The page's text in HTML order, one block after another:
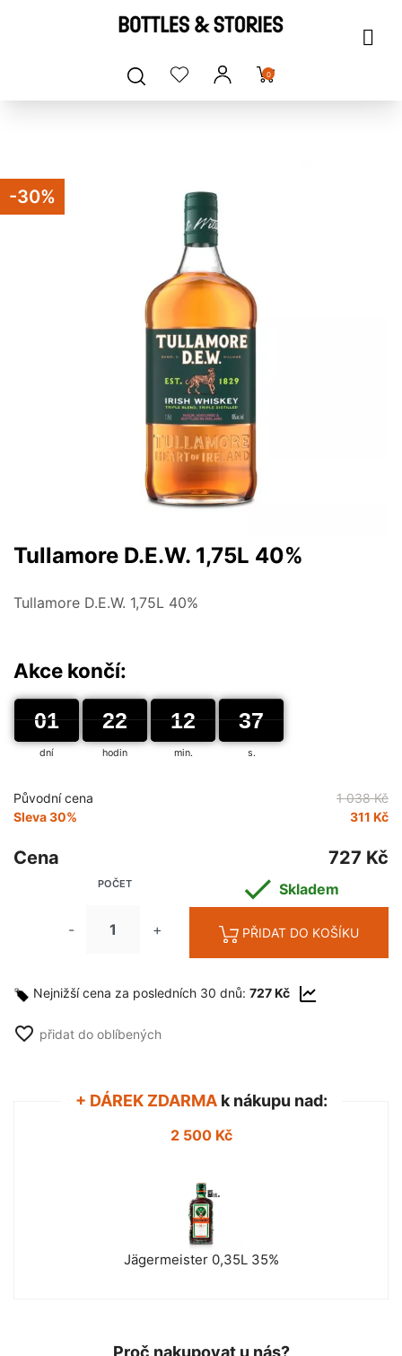
0
-30%
Tullamore D.E.W. 1,75L 40%
Tullamore D.E.W. 1,75L 40%
Akce končí:
01
01
00
dní
22
22
00
hodin
12
12
00
min.
36
36
37
s.
Původní cena
1 038 Kč
Sleva 30%
311 Kč
Cena 727 Kč
POČET
- +
 Skladem
PŘIDAT DO KOŠÍKU
Nejnižší cena za posledních 30 dnů: 727 Kč
favorite_border přidat do oblíbených
+ DÁREK ZDARMAk nákupu nad:
2 500 Kč
Jägermeister 0,35L 35%